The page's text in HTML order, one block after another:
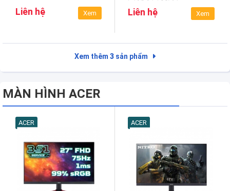
Liên hệ Xem Liên hệ Xem
Xem thêm 3 sản phẩm
MÀN HÌNH ACER
ACER ACER